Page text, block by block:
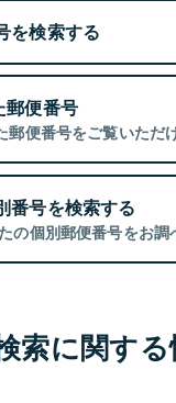
を検索する
郵便番号
便番号をご覧いただ
番号を検索する
の個別郵便番号をお調
索に関す